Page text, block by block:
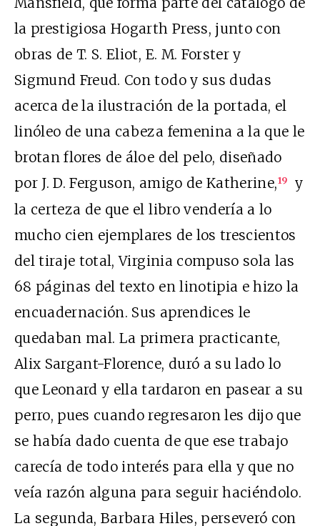
la prestigiosa Hogarth Press, junto con
obras de T. S. Eliot, E. M. Forster y
Sigmund Freud. Con todo y sus dudas
acerca de la ilustración de la portada, el
linóleo de una cabeza femenina a la que le
brotan flores de áloe del pelo, diseñado
por J. D. Ferguson, amigo de Katherine,19
y
la certeza de que el libro vendería a lo
mucho cien ejemplares de los trescientos
del tiraje total, Virginia compuso sola las
68 páginas del texto en linotipia e hizo la
encuadernación. Sus aprendices le
quedaban mal. La primera practicante,
Alix Sargant-Florence, duró a su lado lo
que Leonard y ella tardaron en pasear a su
perro, pues cuando regresaron les dijo que
se había dado cuenta de que ese trabajo
carecía de todo interés para ella y que no
veía razón alguna para seguir haciéndolo.
La segunda, Barbara Hiles, perseveró con